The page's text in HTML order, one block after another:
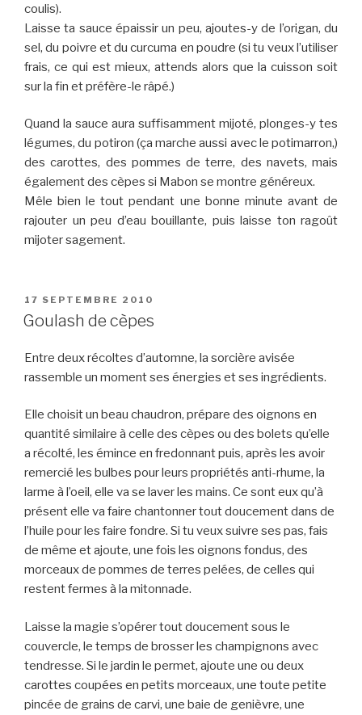
coulis).
Laisse ta sauce épaissir un peu, ajoutes-y de l’origan, du
sel, du poivre et du curcuma en poudre (si tu veux l’utiliser
frais, ce qui est mieux, attends alors que la cuisson soit
sur la fin et préfère-le râpé.)
Quand la sauce aura suffisamment mijoté, plonges-y tes
légumes, du potiron (ça marche aussi avec le potimarron,)
des carottes, des pommes de terre, des navets, mais
également des cèpes si Mabon se montre généreux.
Mêle bien le tout pendant une bonne minute avant de
rajouter un peu d’eau bouillante, puis laisse ton ragoût
mijoter sagement.
PUBLIÉ
LE
17 SEPTEMBRE 2010
Goulash de cèpes
Entre deux récoltes d’automne, la sorcière avisée
rassemble un moment ses énergies et ses ingrédients.
Elle choisit un beau chaudron, prépare des oignons en
quantité similaire à celle des cèpes ou des bolets qu’elle
a récolté, les émince en fredonnant puis, après les avoir
remercié les bulbes pour leurs propriétés anti-rhume, la
larme à l’oeil, elle va se laver les mains. Ce sont eux qu’à
présent elle va faire chantonner tout doucement dans de
l’huile pour les faire fondre. Si tu veux suivre ses pas, fais
de même et ajoute, une fois les oignons fondus, des
morceaux de pommes de terres pelées, de celles qui
restent fermes à la mitonnade.
Laisse la magie s’opérer tout doucement sous le
couvercle, le temps de brosser les champignons avec
tendresse. Si le jardin le permet, ajoute une ou deux
carottes coupées en petits morceaux, une toute petite
pincée de grains de carvi, une baie de genièvre, une